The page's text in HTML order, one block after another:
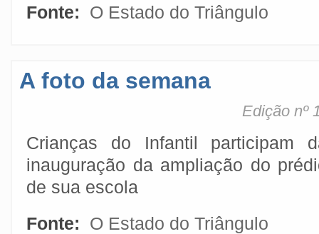
Fonte:
O Estado do Triângulo
A foto da semana
Edição nº
Crianças do Infantil participam
inauguração da ampliação do
de sua escola
Fonte:
O Estado do Triângulo